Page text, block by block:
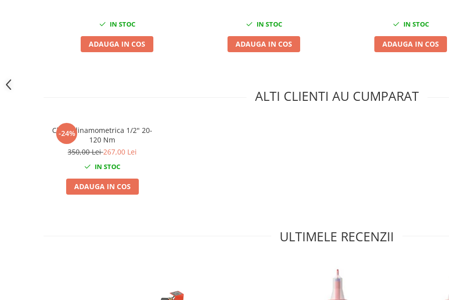
Citroen
IN STOC
ADAUGA IN COS
IN STOC
ADAUGA IN COS
IN STOC
ADAUGA IN COS
ALTI CLIENTI AU CUMPARAT
-24%
Cheie dinamometrica 1/2" 20-
120 Nm
350,00 Lei267,00 Lei
IN STOC
ADAUGA IN COS
ULTIMELE RECENZII